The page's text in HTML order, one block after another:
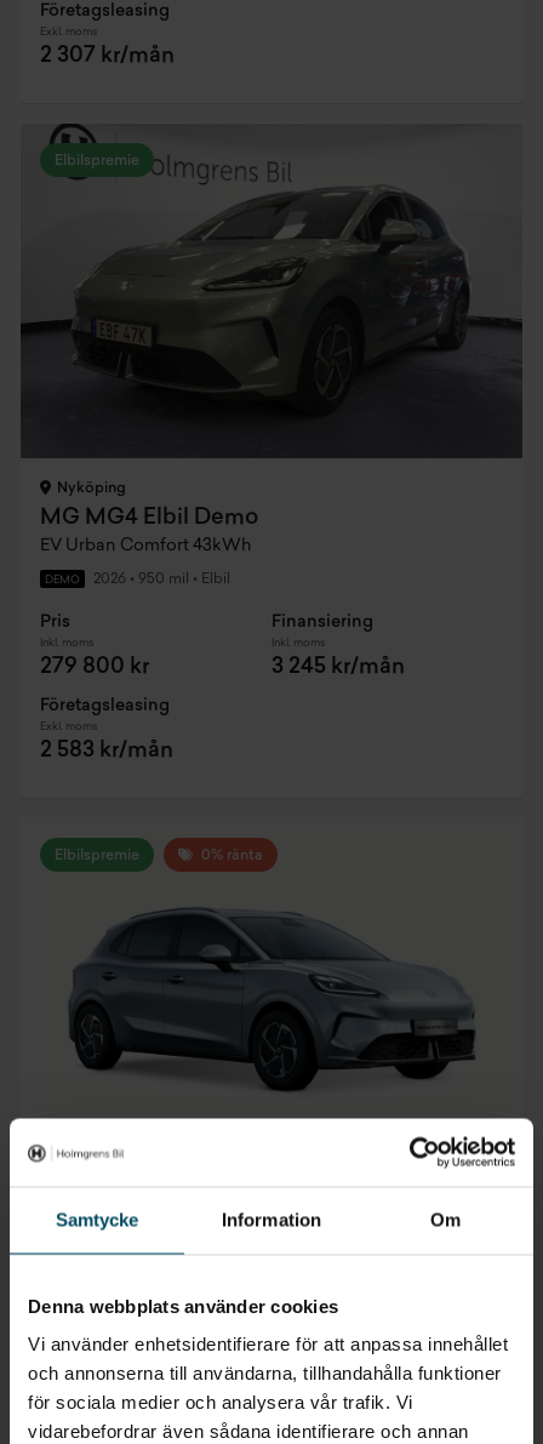
Samtycke Information Om
Denna webbplats använder cookies
Vi använder enhetsidentifierare för att anpassa innehållet
och annonserna till användarna, tillhandahålla funktioner
för sociala medier och analysera vår trafik. Vi
vidarebefordrar även sådana identifierare och annan
Företagsleasing
Exkl. moms
2 307 kr/mån
Elbilspremie
Nyköping
MG MG4 Elbil Demo
EV Urban Comfort 43kWh
DEMO 2026 • 950 mil • Elbil
Pris
Inkl. moms
279 800 kr
Finansiering
Inkl. moms
3 245 kr/mån
Företagsleasing
Exkl. moms
2 583 kr/mån
Elbilspremie 0% ränta
MG MG4 Elbil
Pris
Inkl. moms
299 990 kr
Finansiering
Inkl. moms
1 250 kr/mån
Privatleasing Företagsleasing